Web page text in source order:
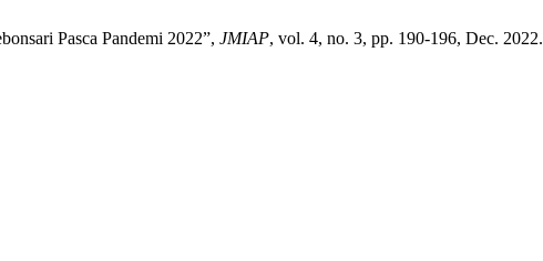
Pasca Pandemi 2022”, JMIAP, vol. 4, no. 3, pp. 190-196, Dec. 2022.